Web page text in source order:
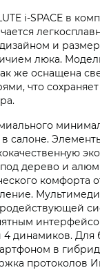
i‑SPACE в
и
люка.
же оснащена
что
салоне.
дерево и
комфорта
4 динамиков.
в
протоколов